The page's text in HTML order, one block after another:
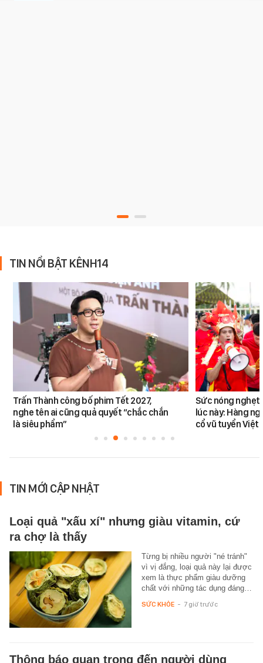
TIN NỔI BẬT KÊNH14
Trấn Thành công bố phim Tết 2027,
nghe tên ai cũng quả quyết “chắc chắn
là siêu phẩm”
Sức nóng nghẹt
lúc này: Hàng
cổ vũ tuyển
TIN MỚI CẬP NHẬT
Loại quả "xấu xí" nhưng giàu vitamin, cứ
ra chợ là thấy
Từng bị nhiều người "né tránh"
vì vị đắng, loại quả này lại được
xem là thực phẩm giàu dưỡng
chất với những tác dụng đáng…
SỨC KHỎE - 7 giờ trước
Thông báo quan trọng đến người dùng